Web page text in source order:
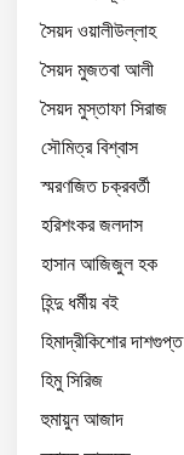
সৈয়দ ওয়ালীউল্লাহ
সৈয়দ মুজতবা আলী
সৈয়দ মুস্তাফা সিরাজ
সৌমিত্র বিশ্বাস
স্মরণজিত চক্রবর্তী
হরিশংকর জলদাস
হাসান আজিজুল হক
হিন্দু ধর্মীয় বই
হিমাদ্রীকিশোর দাশগুপ্ত
হিমু সিরিজ
হুমায়ুন আজাদ